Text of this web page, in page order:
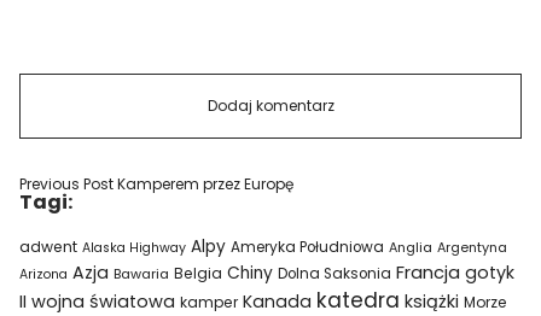
Previous PostKamperem przez Europę
Tagi:
adwent Alaska Highway Alpy Ameryka Południowa Anglia Argentyna
Arizona Azja Bawaria Belgia Chiny Dolna Saksonia Francja gotyk
II wojna światowa kamper Kanada katedra książki Morze